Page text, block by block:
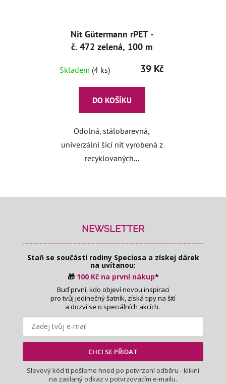
Nit Gütermann rPET -
č. 472 zelená, 100 m
Skladem (4 ks) 39 Kč
DO KOŠÍKU
Odolná, stálobarevná,
univerzální šicí nit vyrobená z
recyklovaných...
Z
NEWSLETTER
Staň se součástí rodiny Speciosa a získej dárek
na uvítanou:
🎁 100 Kč na první nákup*
Buď první, kdo objeví novou inspiraci
pro tvůj jedinečný šatník, získá tipy na šití
a dozví se o speciálních akcích.
CHCI SE PŘIDAT
Slevový kód ti pošleme hned po potvrzení odběru - klikni
na zaslaný odkaz v potvrzovacím e-mailu.